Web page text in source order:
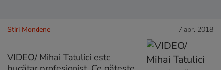
Stiri Mondene 7 apr. 2018
VIDEO/ Mihai Tatulici este